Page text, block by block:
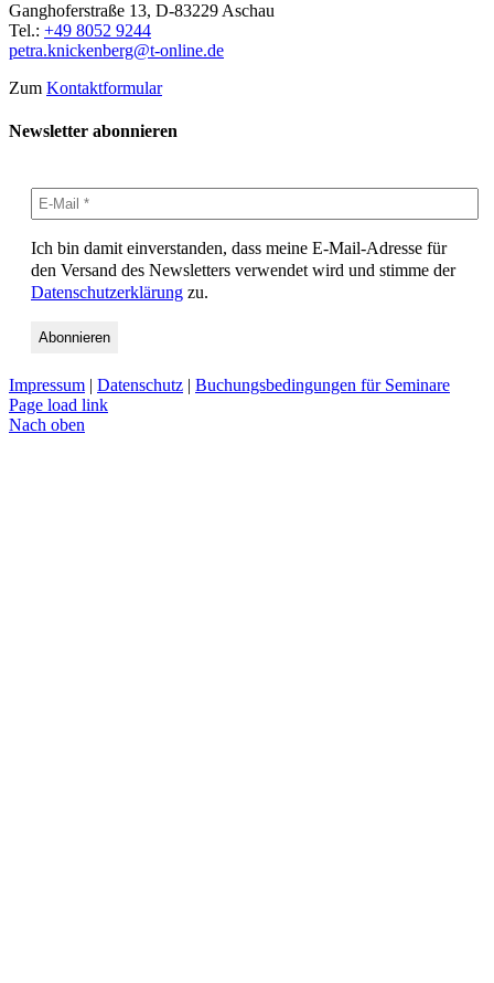
Ganghoferstraße 13, D-83229 Aschau
Tel.: +49 8052 9244
petra.knickenberg@t-online.de
Zum Kontaktformular
Newsletter abonnieren
Ich bin damit einverstanden, dass meine E-Mail-Adresse für
den Versand des Newsletters verwendet wird und stimme der
Datenschutzerklärung zu.
Impressum | Datenschutz | Buchungsbedingungen für Seminare
Page load link
Nach oben